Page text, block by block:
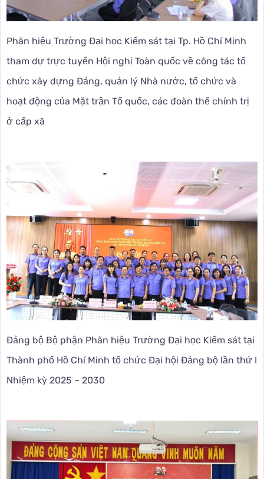
Phân hiệu Trường Đại học Kiểm sát tại Tp. Hồ Chí Minh
tham dự trực tuyến Hội nghị Toàn quốc về công tác tổ
chức xây dựng Đảng, quản lý Nhà nước, tổ chức và
hoạt động của Mặt trận Tổ quốc, các đoàn thể chính trị
ở cấp xã
Đảng bộ Bộ phận Phân hiệu Trường Đại học Kiểm sát tại
Thành phố Hồ Chí Minh tổ chức Đại hội Đảng bộ lần thứ I
Nhiệm kỳ 2025 – 2030